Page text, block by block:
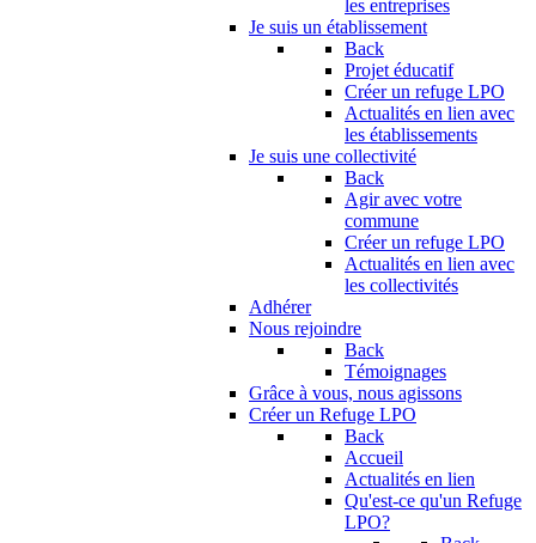
les entreprises
Je suis un établissement
Back
Projet éducatif
Créer un refuge LPO
Actualités en lien avec
les établissements
Je suis une collectivité
Back
Agir avec votre
commune
Créer un refuge LPO
Actualités en lien avec
les collectivités
Adhérer
Nous rejoindre
Back
Témoignages
Grâce à vous, nous agissons
Créer un Refuge LPO
Back
Accueil
Actualités en lien
Qu'est-ce qu'un Refuge
LPO?